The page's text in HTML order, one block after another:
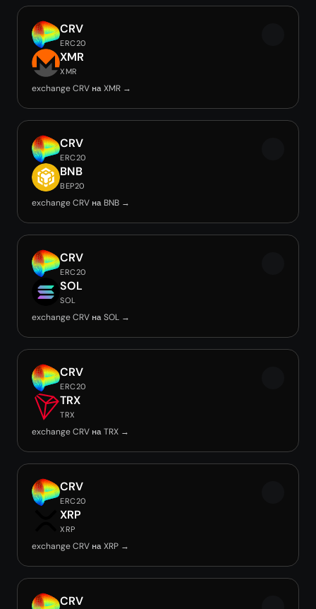
CRV
ERC20
XMR
XMR
exchange CRV на XMR →
CRV
ERC20
BNB
BEP20
exchange CRV на BNB →
CRV
ERC20
SOL
SOL
exchange CRV на SOL →
CRV
ERC20
TRX
TRX
exchange CRV на TRX →
CRV
ERC20
XRP
XRP
exchange CRV на XRP →
CRV